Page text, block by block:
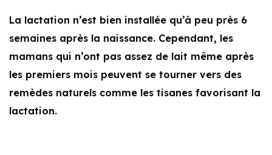
La lactation n’est bien installée qu’à peu près 6
semaines après la naissance. Cependant, les
mamans qui n’ont pas assez de lait même après
les premiers mois peuvent se tourner vers des
remèdes naturels comme les tisanes favorisant la
lactation.